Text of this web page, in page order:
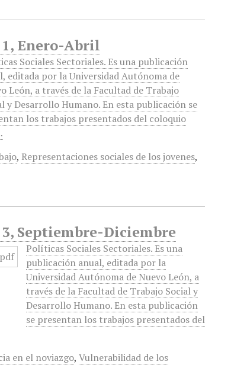
Enero-Abril
Sociales Sectoriales. Es una publicación
editada por la Universidad Autónoma de
León, a través de la Facultad de Trabajo
y Desarrollo Humano. En esta publicación se
los trabajos presentados del coloquio
, Representaciones sociales de los jovenes,
Septiembre-Diciembre
Políticas Sociales Sectoriales. Es una
publicación anual, editada por la
Universidad Autónoma de Nuevo León, a
través de la Facultad de Trabajo Social y
Desarrollo Humano. En esta publicación
se presentan los trabajos presentados del
en el noviazgo,Vulnerabilidad de los